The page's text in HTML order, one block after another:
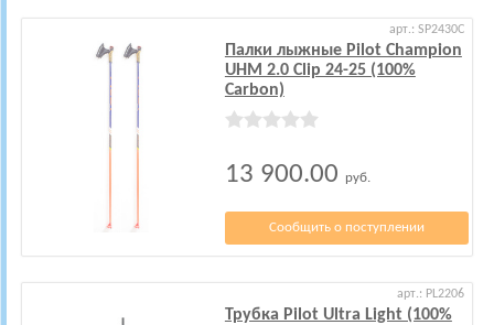
арт.: SP2430C
Палки лыжные Pilot Champion
UHM 2.0 Clip 24-25 (100%
Carbon)
13 900.00 руб.
Сообщить о поступлении
арт.: PL2206
Трубка Pilot Ultra Light (100%